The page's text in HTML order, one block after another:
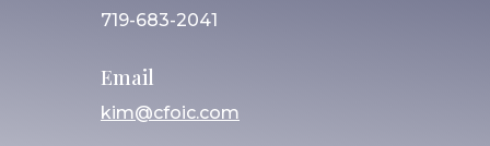
719-683-2041
Email
kim@cfoic.com